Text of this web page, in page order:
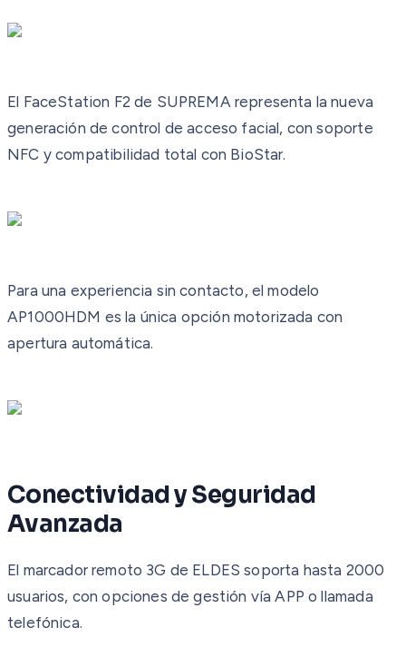
El FaceStation F2 de SUPREMA representa la nueva
generación de control de acceso facial, con soporte
NFC y compatibilidad total con BioStar.
Para una experiencia sin contacto, el modelo
AP1000HDM es la única opción motorizada con
apertura automática.
Conectividad y Seguridad
Avanzada
El marcador remoto 3G de ELDES soporta hasta 2000
usuarios, con opciones de gestión vía APP o llamada
telefónica.